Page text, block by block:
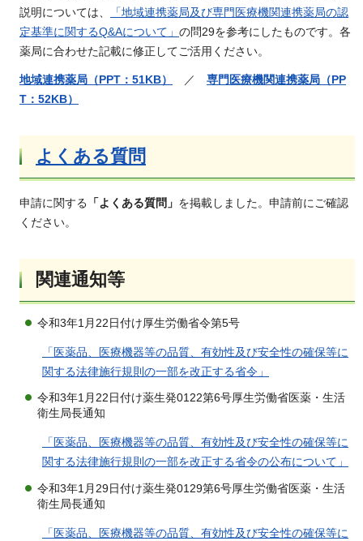
説明については、
「地域連携薬局及び専門医療機関連携薬局の認
定基準に関するQ&Aについて」 の問29を参考にしたものです。各
薬局に合わせた記載に修正してご活用ください。
地域連携薬局（PPT：51KB） ／ 専門医療機関連携薬局（PP
T：52KB）
よくある質問
申請に関する 「よくある質問」 を掲載しました。申請前にご確認
ください。
関連通知等
令和3年1月22日付け厚生労働省令第5号
「医薬品、医療機器等の品質、有効性及び安全性の確保等に
関する法律施行規則の一部を改正する省令」
令和3年1月22日付け薬生発0122第6号厚生労働省医薬・生活
衛生局長通知
「医薬品、医療機器等の品質、有効性及び安全性の確保等に
関する法律施行規則の一部を改正する省令の公布について」
令和3年1月29日付け薬生発0129第6号厚生労働省医薬・生活
衛生局長通知
「医薬品、医療機器等の品質、有効性及び安全性の確保等に